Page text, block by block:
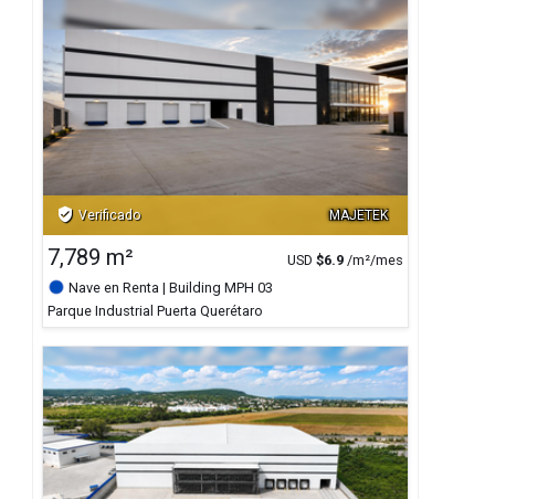
MAJETEK
verified_user Verificado
7,789 m² USD $6.9 /m²/mes
Nave en Renta | Building MPH 03
Parque Industrial Puerta Querétaro